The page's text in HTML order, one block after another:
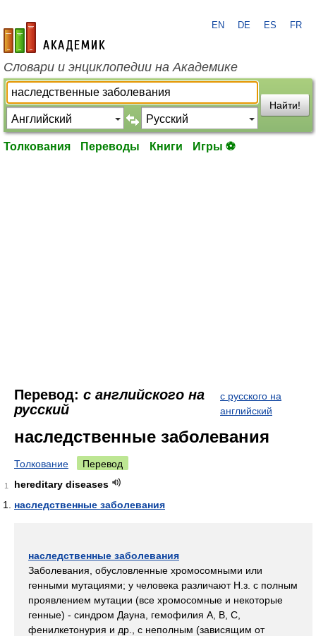
academic.ru
EN DE ES FR
Словари и энциклопедии на Академике
Найти!
Толкования Переводы Книги Игры ⚽
Перевод: с английского на
русский
с русского на
английский
наследственные заболевания
Толкование Перевод
1
hereditary diseases
наследственные заболевания
наследственные заболевания
Заболевания, обусловленные хромосомными или
генными мутациями; у человека различают Н.з. с полным
проявлением мутации (все хромосомные и некоторые
генные) - синдром Дауна, гемофилия A, B, C,
фенилкетонурия и др., с неполным (зависящим от